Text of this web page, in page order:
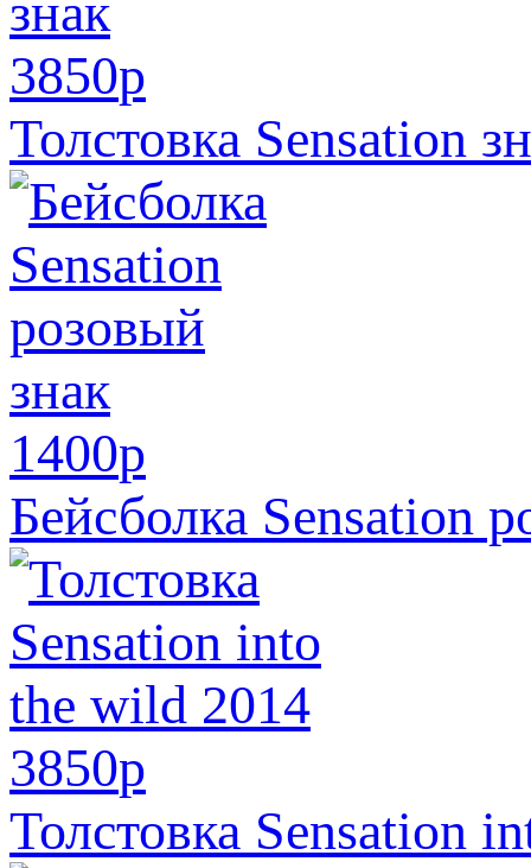
3850p
Толстовка Sensation
1400p
Бейсболка Sensation
3850p
Толстовка Sensation